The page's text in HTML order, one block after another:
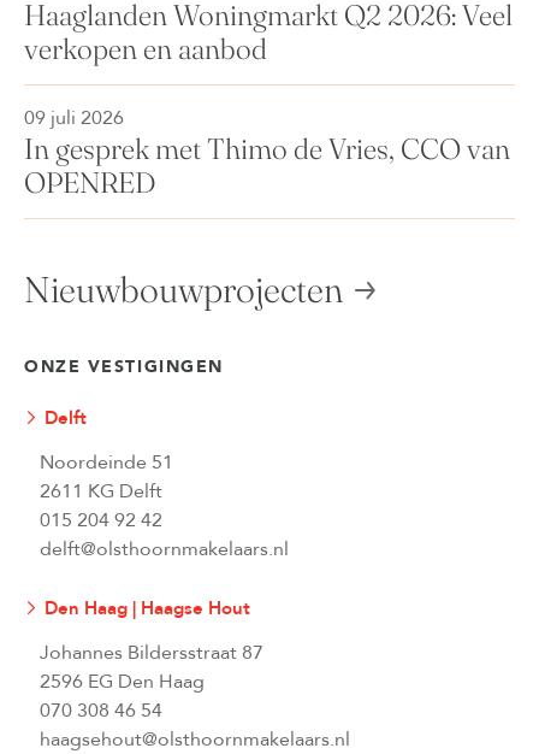
Haaglanden Woningmarkt Q2 2026: Veel
verkopen en aanbod
09 juli 2026
In gesprek met Thimo de Vries, CCO van
OPENRED
Nieuwbouwprojecten
ONZE VESTIGINGEN
Delft
Noordeinde 51
2611 KG Delft
015 204 92 42
delft@olsthoornmakelaars.nl
Den Haag | Haagse Hout
Johannes Bildersstraat 87
2596 EG Den Haag
070 308 46 54
haagsehout@olsthoornmakelaars.nl